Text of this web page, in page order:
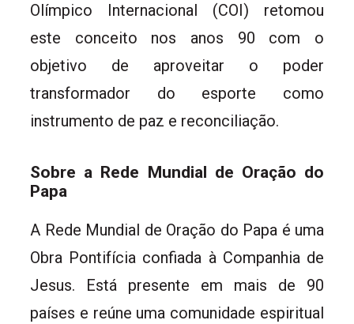
Olímpico Internacional (COI) retomou
este conceito nos anos 90 com o
objetivo de aproveitar o poder
transformador do esporte como
instrumento de paz e reconciliação.
Sobre a Rede Mundial de Oração do
Papa
A Rede Mundial de Oração do Papa é uma
Obra Pontifícia confiada à Companhia de
Jesus. Está presente em mais de 90
países e reúne uma comunidade espiritual